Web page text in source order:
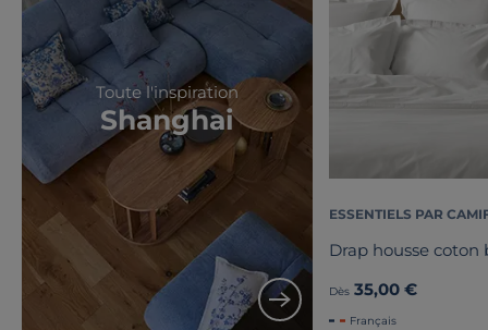
Toute l'inspiration
Shanghai
ESSENTIELS PAR
Drap housse coton
Dès 35,00 €
Français